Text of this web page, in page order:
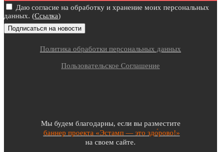
Даю согласие на обработку и хранение моих персональных
данных. (Ссылка)
Политика обработки персональных данных
Пользовательское Соглашение
Мы будем благодарны, если вы разместите
баннер проекта «Эстамп — это здо́рово!»
на своем сайте.